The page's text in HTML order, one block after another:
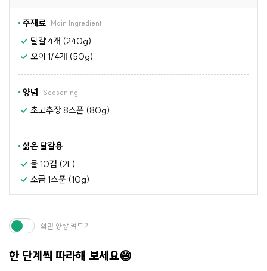
주재료 Main Ingredient
달걀 4개 (240g)
오이 1/4개 (50g)
양념 Seasoning
초고추장 8스푼 (80g)
삶은 달걀용
물 10컵 (2L)
소금 1스푼 (10g)
한 단계씩 따라해 보세요😄
화면 항상 켜두기